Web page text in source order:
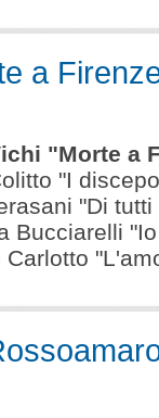
a
"Morte a
"I
"Di
Bucciarelli